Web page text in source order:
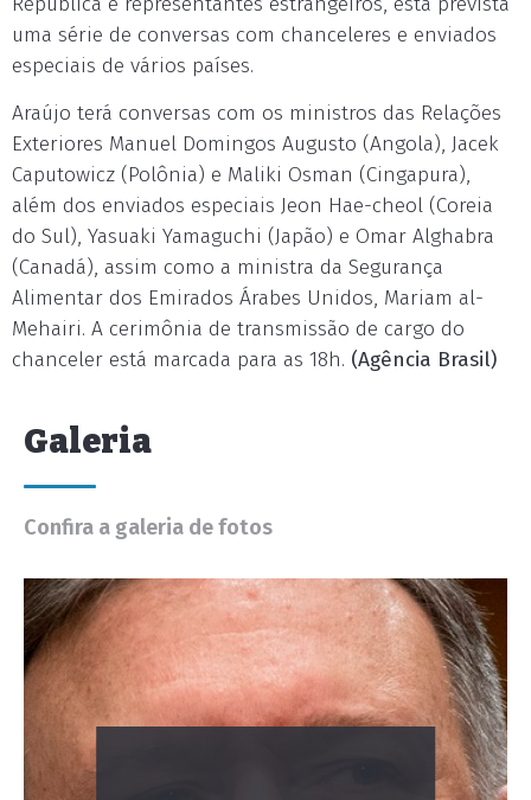
uma série de conversas com chanceleres e enviados
especiais de vários países.
Araújo terá conversas com os ministros das Relações
Exteriores Manuel Domingos Augusto (Angola), Jacek
Caputowicz (Polônia) e Maliki Osman (Cingapura),
além dos enviados especiais Jeon Hae-cheol (Coreia
do Sul), Yasuaki Yamaguchi (Japão) e Omar Alghabra
(Canadá), assim como a ministra da Segurança
Alimentar dos Emirados Árabes Unidos, Mariam al-
Mehairi. A cerimônia de transmissão de cargo do
chanceler está marcada para as 18h. (Agência Brasil)
Galeria
Confira a galeria de fotos